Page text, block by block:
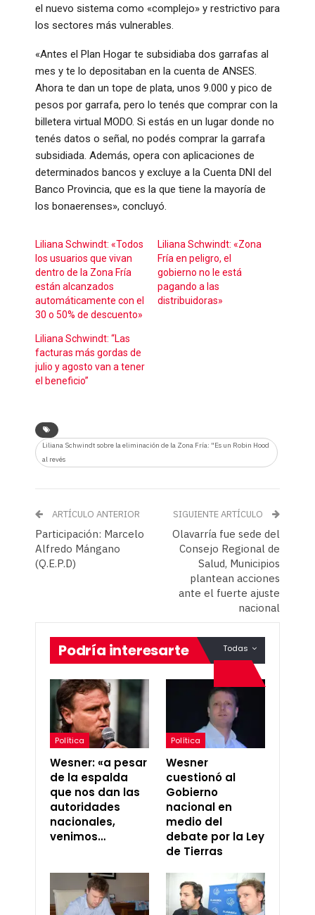
el nuevo sistema como «complejo» y restrictivo para
los sectores más vulnerables.
«Antes el Plan Hogar te subsidiaba dos garrafas al
mes y te lo depositaban en la cuenta de ANSES.
Ahora te dan un tope de plata, unos 9.000 y pico de
pesos por garrafa, pero lo tenés que comprar con la
billetera virtual MODO. Si estás en un lugar donde no
tenés datos o señal, no podés comprar la garrafa
subsidiada. Además, opera con aplicaciones de
determinados bancos y excluye a la Cuenta DNI del
Banco Provincia, que es la que tiene la mayoría de
los bonaerenses», concluyó.
Liliana Schwindt: «Todos
los usuarios que vivan
dentro de la Zona Fría
están alcanzados
automáticamente con el
30 o 50% de descuento»
Liliana Schwindt: «Zona
Fría en peligro, el
gobierno no le está
pagando a las
distribuidoras»
Liliana Schwindt: “Las
facturas más gordas de
julio y agosto van a tener
el beneficio”
Liliana Schwindt sobre la eliminación de la Zona Fría: "Es un Robin Hood
al revés
ARTÍCULO ANTERIOR
Participación: Marcelo
Alfredo Mángano
(Q.E.P.D)
SIGUIENTE ARTÍCULO
Olavarría fue sede del
Consejo Regional de
Salud, Municipios
plantean acciones
ante el fuerte ajuste
nacional
Todas
Podría interesarte
Política
Wesner: «a pesar
de la espalda
que nos dan las
autoridades
nacionales,
venimos…
Política
Wesner
cuestionó al
Gobierno
nacional en
medio del
debate por la Ley
de Tierras